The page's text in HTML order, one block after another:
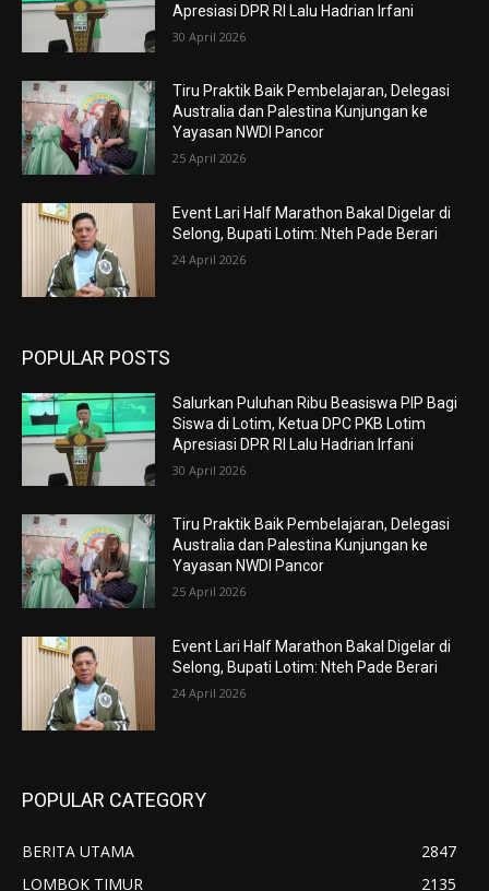
Apresiasi DPR RI Lalu Hadrian Irfani
30 April 2026
Tiru Praktik Baik Pembelajaran, Delegasi
Australia dan Palestina Kunjungan ke
Yayasan NWDI Pancor
25 April 2026
Event Lari Half Marathon Bakal Digelar di
Selong, Bupati Lotim: Nteh Pade Berari
24 April 2026
POPULAR POSTS
Salurkan Puluhan Ribu Beasiswa PIP Bagi
Siswa di Lotim, Ketua DPC PKB Lotim
Apresiasi DPR RI Lalu Hadrian Irfani
30 April 2026
Tiru Praktik Baik Pembelajaran, Delegasi
Australia dan Palestina Kunjungan ke
Yayasan NWDI Pancor
25 April 2026
Event Lari Half Marathon Bakal Digelar di
Selong, Bupati Lotim: Nteh Pade Berari
24 April 2026
POPULAR CATEGORY
BERITA UTAMA
2847
LOMBOK TIMUR
2135